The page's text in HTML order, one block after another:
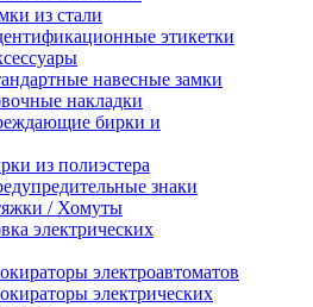
из стали
этикетки
навесные замки
накладки
бирки и
из полиэстера
знаки
/ Хомуты
электрических
электроавтоматов
электрических